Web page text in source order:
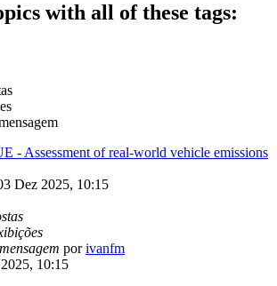
with all of these tags:
- Assessment of real-world vehicle emissions
Dez 2025, 10:15
porivanfm
10:15